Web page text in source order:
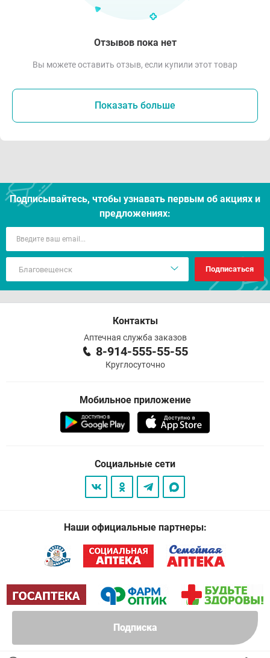
Подписка
Отзывов пока нет
Вы можете оставить отзыв, если купили этот товар
Показать больше
Подписывайтесь, чтобы узнавать первым об акцияx и
предложениях:
Подписаться
Контакты
Аптечная служба заказов
8-914-555-55-55
Круглосуточно
Мобильное приложение
Социальные сети
Наши официальные партнеры: